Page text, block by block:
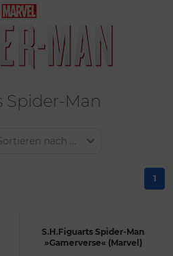
Spider-Man
nach ...
1
S.H.Figuarts Spider-Man
»Gamerverse« (Marvel)